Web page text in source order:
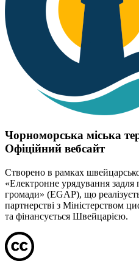
Чорноморська міська
Офіційний вебсайт
Створено в рамках
«Електронне урядування задля
громади» (EGAP), що
партнерстві з Міністерством
та фінансується Швейцарією.